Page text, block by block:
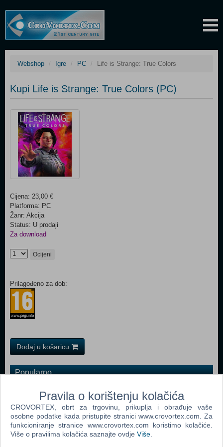
Webshop Igre PC Life is Strange: True Colors
Kupi Life is Strange: True Colors (PC)
Cijena: 23,00 €
Platforma: PC
Žanr: Akcija
Status: U prodaji
Za download
Ocijeni
Prilagođeno za dob:
Dodaj u košaricu
Popularno
Grand Theft Auto San Andreas (PC)
Grand Theft Auto Vice City (PC)
Grand Theft Auto IV (PC)
Call Of Duty 4 Modern Warfare (PC)
Pravila o korištenju kolačića
CROVORTEX, obrt za trgovinu, prikuplja i obrađuje vaše
osobne podatke kada pristupite stranici www.crovortex.com. Za
funkcioniranje stranice www.crovortex.com koristimo kolačiće.
Više o pravilima kolačića saznajte ovdje Više